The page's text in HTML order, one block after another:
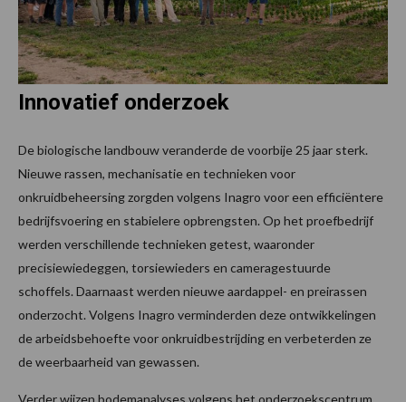
Innovatief onderzoek
De biologische landbouw veranderde de voorbije 25 jaar sterk.
Nieuwe rassen, mechanisatie en technieken voor
onkruidbeheersing zorgden volgens Inagro voor een efficiëntere
bedrijfsvoering en stabielere opbrengsten. Op het proefbedrijf
werden verschillende technieken getest, waaronder
precisiewiedeggen, torsiewieders en cameragestuurde
schoffels. Daarnaast werden nieuwe aardappel- en preirassen
onderzocht. Volgens Inagro verminderden deze ontwikkelingen
de arbeidsbehoefte voor onkruidbestrijding en verbeterden ze
de weerbaarheid van gewassen.
Verder wijzen bodemanalyses volgens het onderzoekscentrum